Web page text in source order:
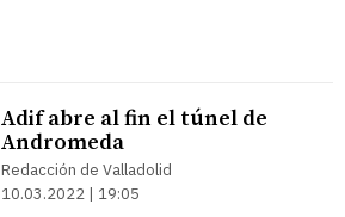
Adif abre al fin el túnel de
Andromeda
Redacción de Valladolid
10.03.2022 | 19:05